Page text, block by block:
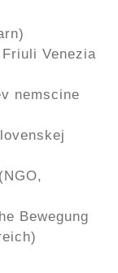
Venezia
nemscine
Bewegung